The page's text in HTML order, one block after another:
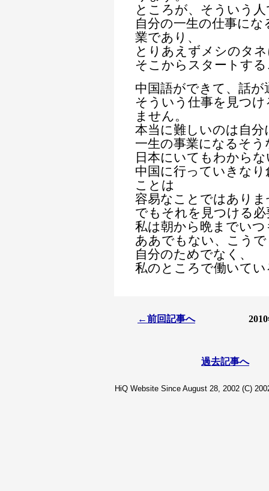
ところが、そういう
自分の一生の仕事に
業であり、
とりあえずメシのタ
そこからスタートす
中国語ができて、話が
そういう仕事を見つ
ません。
本当に難しいのは自分
一生の事業になるそ
日本にいてもわから
中国に行っていきな
ことは
容易なことではありま
でもそれを見つける
私は朝から晩までい
ああでもない、こう
自分のためでなく、
私のところで働いて
←前回記事へ
過去記事へ
HiQ Website Since August 28, 2002 (C)